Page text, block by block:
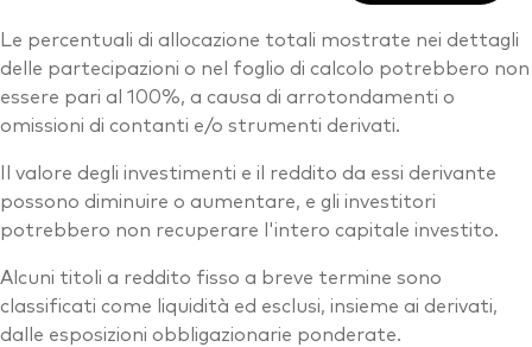
Le percentuali di allocazione totali mostrate nei dettagli
delle partecipazioni o nel foglio di calcolo potrebbero non
essere pari al 100%, a causa di arrotondamenti o
omissioni di contanti e/o strumenti derivati.
Il valore degli investimenti e il reddito da essi derivante
possono diminuire o aumentare, e gli investitori
potrebbero non recuperare l'intero capitale investito.
Alcuni titoli a reddito fisso a breve termine sono
classificati come liquidità ed esclusi, insieme ai derivati,
dalle esposizioni obbligazionarie ponderate.